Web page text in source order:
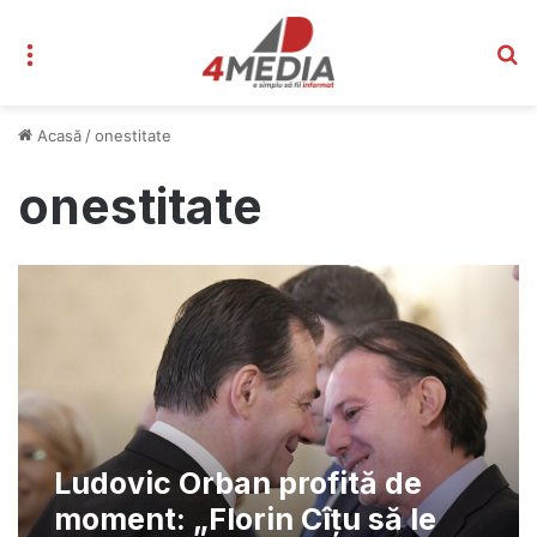
Acasă /onestitate
onestitate
Ludovic Orban profită de
moment: „Florin Cîțu să le